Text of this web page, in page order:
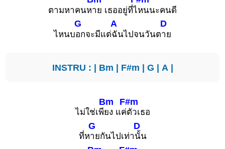
ตามหาคนหาย เธออยู่ที่ไหนนะคนดี
ไหนบ
G
อกจะมีแต่
A
ฉันไปจนวันต
D
าย
INSTRU : | Bm | F#m | G | A |
ไม่ใช่เพี
Bm
ยง แค่
F#m
ตัวเธอ
ที่ห
G
ายกันไปเท่า
D
นั้น